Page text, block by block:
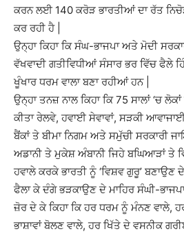
ਕਰਨ ਲਈ 140 ਕਰੋੜ ਭਾਰਤੀਆਂ ਦਾ ਰੱਤ
ਕਰ ਰਹੀ ਹੈ |
ਉਨ੍ਹਾ ਕਿਹਾ ਕਿ ਸੰਘ-ਭਾਜਪਾ ਅਤੇ ਮੋਦੀ
ਵੱਖਵਾਦੀ ਗਤੀਵਿਧੀਆਂ ਸੰਸਾਰ ਭਰ ਵਿੱਚ ਫੈਲੇ
ਖੂੰਖਾਰ ਧਰਮ ਵਾਲਾ ਬਣਾ ਰਹੀਆਂ ਹਨ |
ਉਨ੍ਹਾ ਤਨਜ਼ ਨਾਲ ਕਿਹਾ ਕਿ 75 ਸਾਲਾਂ ‘ਚ
ਕੀਤਾ ਰੇਲਵੇ, ਹਵਾਈ ਸੇਵਾਵਾਂ, ਸੜਕੀ
ਬੈਂਕਾਂ ਤੇ ਬੀਮਾ ਨਿਗਮ ਅਤੇ ਸਮੁੱਚੀ ਸਰਕਾਰੀ
ਅਡਾਨੀ ਤੇ ਮੁਕੇਸ਼ ਅੰਬਾਨੀ ਜਿਹੇ ਬਘਿਆੜਾਂ ਤੇ
ਹਵਾਲੇ ਕਰਕੇ ਭਾਰਤੀ ਨੂੰ ‘ਵਿਸ਼ਵ ਗੁਰੂ’
ਫੈਲਾ ਕੇ ਦੰਗੇ ਭੜਕਾਉਣ ਦੇ ਮਾਹਿਰ ਸੰਘੀ-
ਜ਼ੋਰ ਦੇ ਕੇ ਕਿਹਾ ਕਿ ਹਰ ਧਰਮ ਨੂੰ ਮੰਨਣ ਵਾਲੇ,
ਭਾਸ਼ਾਵਾਂ ਬੋਲਣ ਵਾਲੇ, ਹਰ ਖਿੱਤੇ ਦੇ ਵਸਨੀਕ